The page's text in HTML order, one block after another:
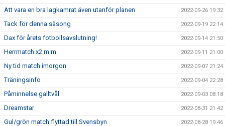
Att vara en bra lagkamrat även utanför planen 2022-09-26 19:32
Tack för denna säsong 2022-09-19 22:14
Dax för årets fotbollsavslutning! 2022-09-14 21:50
Herrmatch x2 m.m. 2022-09-11 21:00
Ny tid match imorgon 2022-09-07 21:24
Träningsinfo 2022-09-04 22:28
Påminnelse galltvål 2022-09-03 08:18
Dreamstar 2022-08-31 21:42
Gul/grön match flyttad till Svensbyn 2022-08-28 19:46